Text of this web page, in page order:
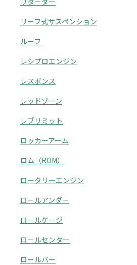
リーフ式サスペンション
ルーフ
レシプロエンジン
レスポンス
レッドゾーン
レブリミット
ロッカーアーム
ロム（ROM）
ロータリーエンジン
ロールアンダー
ロールケージ
ロールセンター
ロールバー